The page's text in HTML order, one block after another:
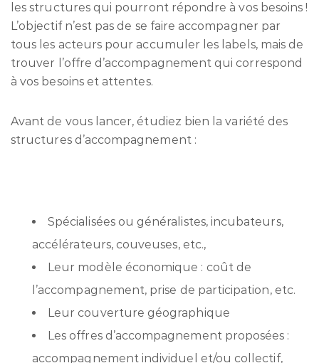
les structures qui pourront répondre à vos besoins !
L’objectif n’est pas de se faire accompagner par
tous les acteurs pour accumuler les labels, mais de
trouver l’offre d’accompagnement qui correspond
à vos besoins et attentes.
Avant de vous lancer, étudiez bien la variété des
structures d’accompagnement :
Spécialisées ou généralistes, incubateurs,
accélérateurs, couveuses, etc.,
Leur modèle économique : coût de
l’accompagnement, prise de participation, etc.
Leur couverture géographique
Les offres d’accompagnement proposées :
accompagnement individuel et/ou collectif,